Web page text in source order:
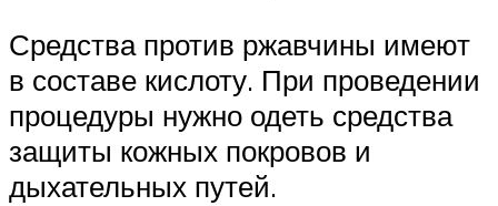
Средства против ржавчины имеют
в составе кислоту. При проведении
процедуры нужно одеть средства
защиты кожных покровов и
дыхательных путей.